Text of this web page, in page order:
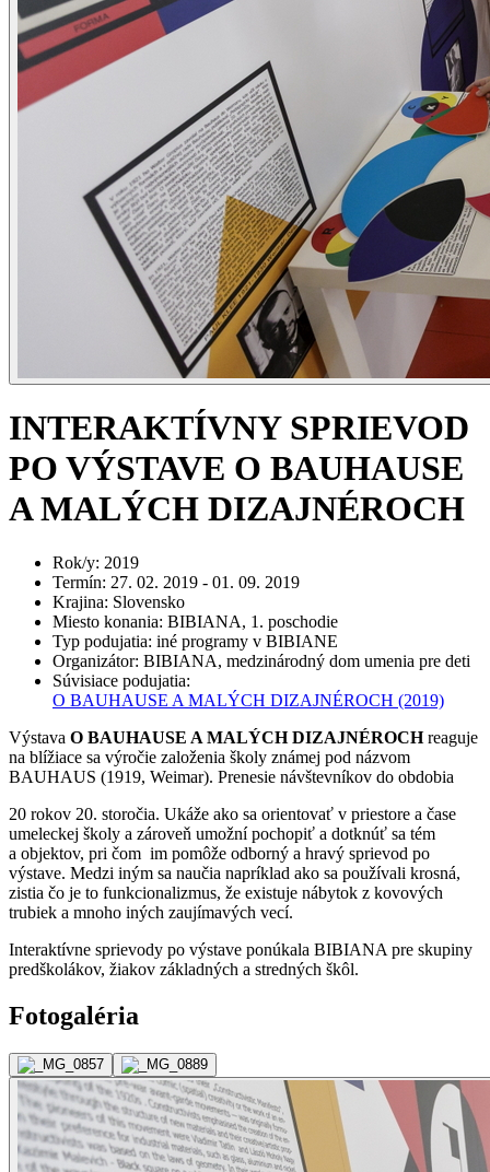
INTERAKTÍVNY SPRIEVOD
PO VÝSTAVE O BAUHAUSE
A MALÝCH DIZAJNÉROCH
Rok/y: 2019
Termín: 27. 02. 2019 - 01. 09. 2019
Krajina: Slovensko
Miesto konania: BIBIANA, 1. poschodie
Typ podujatia: iné programy v BIBIANE
Organizátor: BIBIANA, medzinárodný dom umenia pre deti
Súvisiace podujatia:
O BAUHAUSE A MALÝCH DIZAJNÉROCH (2019)
Výstava O BAUHAUSE A MALÝCH DIZAJNÉROCHreaguje
na blížiace sa výročie založenia školy známej pod názvom
BAUHAUS (1919, Weimar). Prenesie návštevníkov do obdobia
20 rokov 20. storočia. Ukáže ako sa orientovať v priestore a čase
umeleckej školy a zároveň umožní pochopiť a dotknúť sa tém
a objektov, pri čom im pomôže odborný a hravý sprievod po
výstave. Medzi iným sa naučia napríklad ako sa používali krosná,
zistia čo je to funkcionalizmus, že existuje nábytok z kovových
trubiek a mnoho iných zaujímavých vecí.
Interaktívne sprievody po výstave ponúkala BIBIANA pre skupiny
predškolákov, žiakov základných a stredných škôl.
Fotogaléria